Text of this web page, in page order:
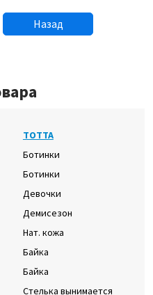
Назад
ТОТТА
Ботинки
Ботинки
Девочки
Демисезон
Нат. кожа
Байка
Байка
Стелька вынимается